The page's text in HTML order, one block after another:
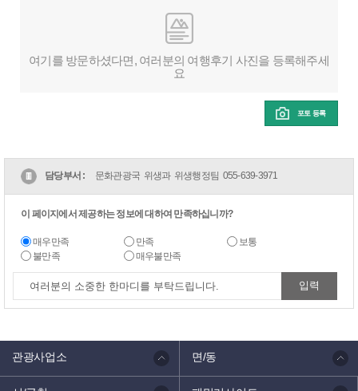
여기를 방문하셨다면, 여러분의 여행후기 사진을 등록해주세
요
포토 등록
담당부서 : 문화관광국 위생과 위생행정팀 055-639-3971
이 페이지에서 제공하는 정보에 대하여 만족하십니까?
매우만족 만족
보통
불만족
매우불만족
관광사업소 면/동